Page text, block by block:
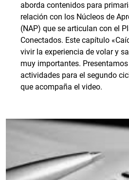
aborda contenidos para
relación con los Núcleos de
(NAP) que se articulan con el
Conectados. Este capítulo
vivir la experiencia de volar y
muy importantes.
actividades para el segundo
que acompaña el video.